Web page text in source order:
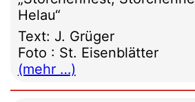
Helau“
Text: J. Grüger
Foto : St. Eisenblätter
(mehr …)